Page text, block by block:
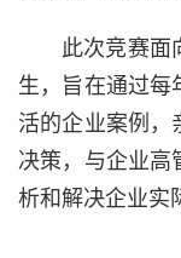
此次竞赛面
生，旨在通过每
活的企业案例，
决策，与企业高
析和解决企业实